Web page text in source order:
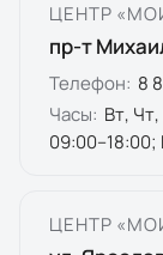
ЦЕНТР
пр-т
Телефон: 8
Часы: Вт,
ЦЕНТР